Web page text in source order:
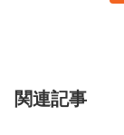
関連記事